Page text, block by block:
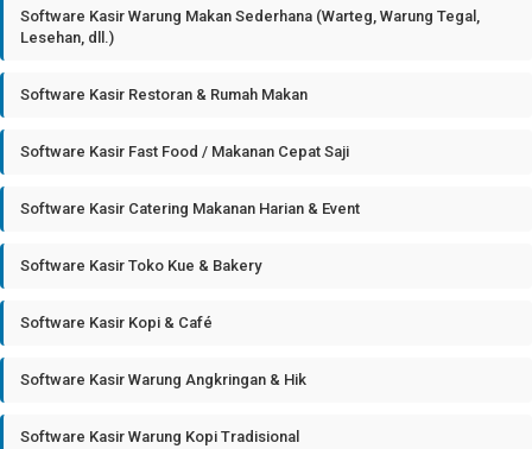
Software Kasir Warung Makan Sederhana (Warteg, Warung Tegal,
Lesehan, dll.)
Software Kasir Restoran & Rumah Makan
Software Kasir Fast Food / Makanan Cepat Saji
Software Kasir Catering Makanan Harian & Event
Software Kasir Toko Kue & Bakery
Software Kasir Kopi & Café
Software Kasir Warung Angkringan & Hik
Software Kasir Warung Kopi Tradisional